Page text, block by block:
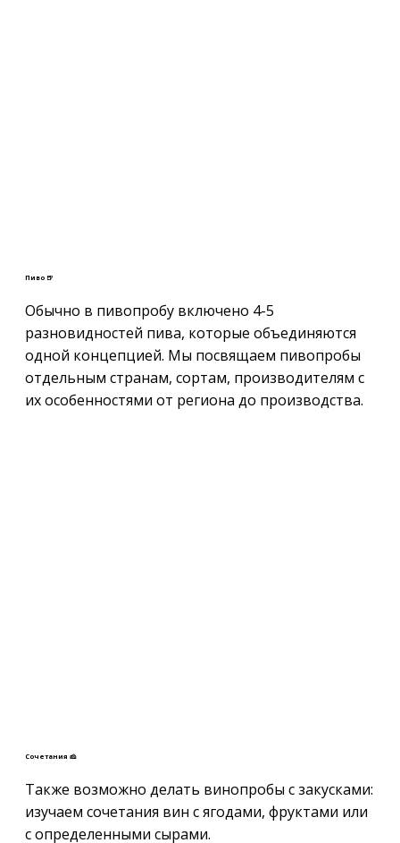
Пиво 🍺
Обычно в пивопробу включено 4-5
разновидностей пива, которые объединяются
одной концепцией. Мы посвящаем пивопробы
отдельным странам, сортам, производителям с
их особенностями от региона до производства.
Сочетания 🧀
Также возможно делать винопробы с закусками:
изучаем сочетания вин с ягодами, фруктами или
с определенными сырами.